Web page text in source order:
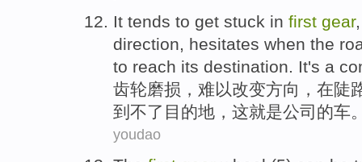
It tends to get stuck in first gear
direction, hesitates when the
to reach its destination. It's a
齿轮磨损 ， 难以改变方向 ， 在陡
到 不了 目的地 ， 这就是公司 的车
youdao